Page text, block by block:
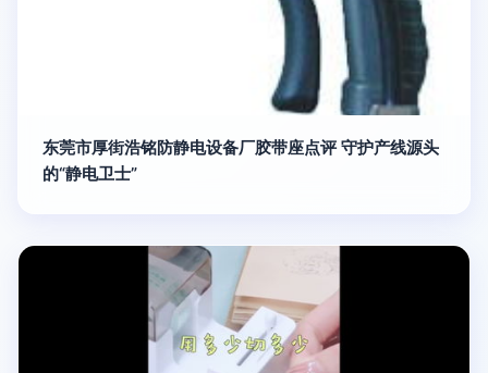
东莞市厚街浩铭防静电设备厂胶带座点评 守护产线源头
的“静电卫士”